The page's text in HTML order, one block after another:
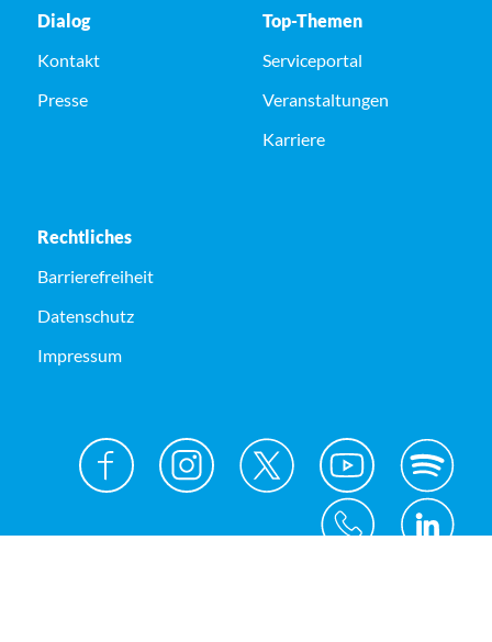
Dialog
Kontakt
Presse
Top-Themen
Serviceportal
Veranstaltungen
Karriere
Rechtliches
Barrierefreiheit
Datenschutz
Impressum